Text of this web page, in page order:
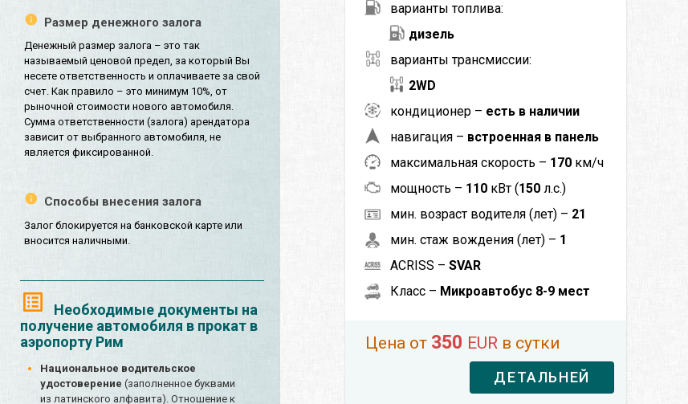
Размер денежного залога
Денежный размер залога – это так
называемый ценовой предел, за который Вы
несете ответственность и оплачиваете за свой
счет. Как правило – это минимум 10%, от
рыночной стоимости нового автомобиля.
Сумма ответственности (залога) арендатора
зависит от выбранного автомобиля, не
является фиксированной.
Способы внесения залога
Залог блокируется на банковской карте или
вносится наличными.
Необходимые документы на
получение автомобиля в прокат в
аэропорту Рим
Национальное водительское
удостоверение (заполненное буквами
из латинского алфавита). Отношение к
варианты топлива:
дизель
варианты трансмиссии:
2WD
кондиционер – есть в наличии
навигация – встроенная в панель
максимальная скорость – 170 км/ч
мощность – 110 кВт (150л.с.)
мин. возраст водителя (лет) – 21
мин. стаж вождения (лет) – 1
ACRISS – SVAR
Класс – Микроавтобус 8-9 мест
Цена от 350 EURв сутки
ДЕТАЛЬНЕЙ